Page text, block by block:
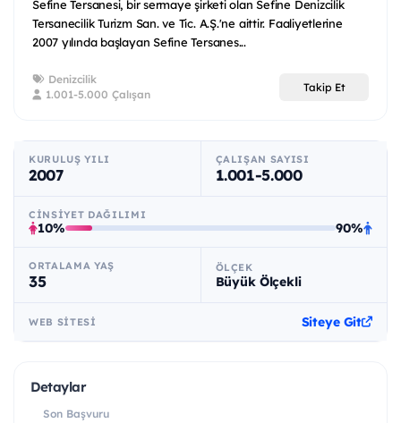
Sefine Tersanesi, bir sermaye şirketi olan Sefine Denizcilik
Tersanecilik Turizm San. ve Tic. A.Ş.'ne aittir. Faaliyetlerine
2007 yılında başlayan Sefine Tersanes...
Denizcilik
1.001-5.000 Çalışan
Takip Et
KURULUŞ YILI
2007
ÇALIŞAN SAYISI
1.001-5.000
CINSIYET DAĞILIMI
10% 90%
ORTALAMA YAŞ
35
ÖLÇEK
Büyük Ölçekli
WEB SITESI Siteye Git
Detaylar
Son Başvuru